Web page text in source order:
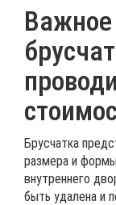
Брусчатка
размера и
внутреннего
быть удалена и